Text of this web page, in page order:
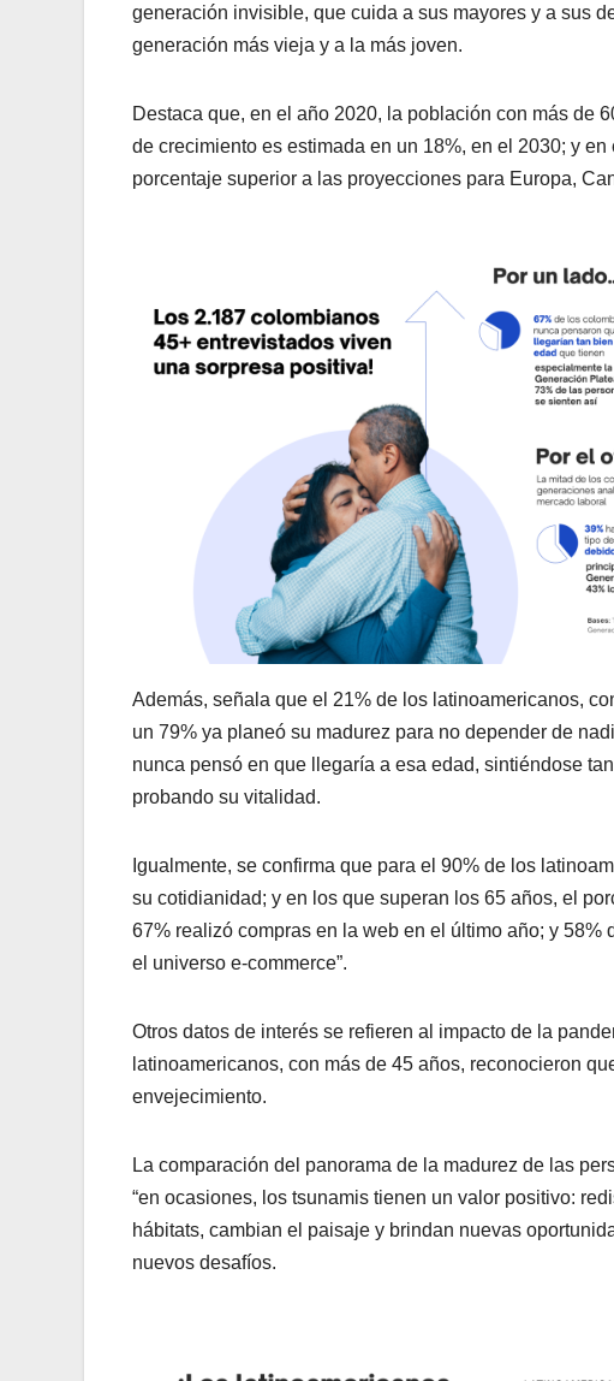
generación invisible, que cuida a sus mayores y a sus
generación más vieja y a la más joven.
Destaca que, en el año 2020, la población con más de
de crecimiento es estimada en un 18%, en el 2030; y
porcentaje superior a las proyecciones para Europa,
Además, señala que el 21% de los latinoamericanos,
un 79% ya planeó su madurez para no depender de
nunca pensó en que llegaría a esa edad, sintiéndose
probando su vitalidad.
Igualmente, se confirma que para el 90% de los
su cotidianidad; y en los que superan los 65 años, el
67% realizó compras en la web en el último año; y
el universo e-commerce”.
Otros datos de interés se refieren al impacto de la
latinoamericanos, con más de 45 años, reconocieron
envejecimiento.
La comparación del panorama de la madurez de las
“en ocasiones, los tsunamis tienen un valor positivo:
hábitats, cambian el paisaje y brindan nuevas
nuevos desafíos.